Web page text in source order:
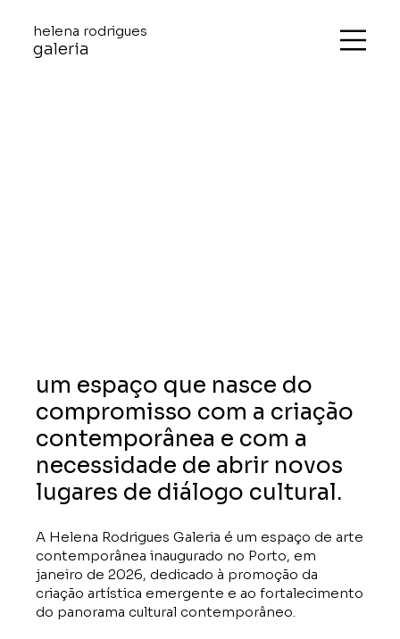
helena rodrigues
galeria
um espaço que nasce do
compromisso com a criação
contemporânea e com a
necessidade de abrir novos
lugares de diálogo cultural.
A Helena Rodrigues Galeria é um espaço de arte
contemporânea inaugurado no Porto, em
janeiro de 2026, dedicado à promoção da
criação artística emergente e ao fortalecimento
do panorama cultural contemporâneo.